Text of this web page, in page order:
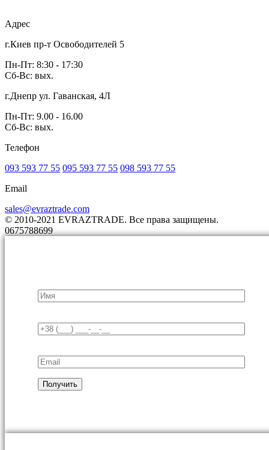
Адрес
г.Киев пр-т Освободителей 5
Пн-Пт: 8:30 - 17:30
Сб-Вс: вых.
г.Днепр ул. Гаванская, 4Л
Пн-Пт: 9.00 - 16.00
Сб-Вс: вых.
Телефон
093 593 77 55 095 593 77 55 098 593 77 55
Email
sales@evraztrade.com
© 2010-2021 EVRAZTRADE. Все права защищены.
0675788699